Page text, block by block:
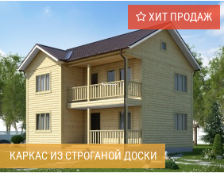
ХИТ ПРОДАЖ
КАРКАС ИЗ СТРОГАНОЙ ДОСКИ